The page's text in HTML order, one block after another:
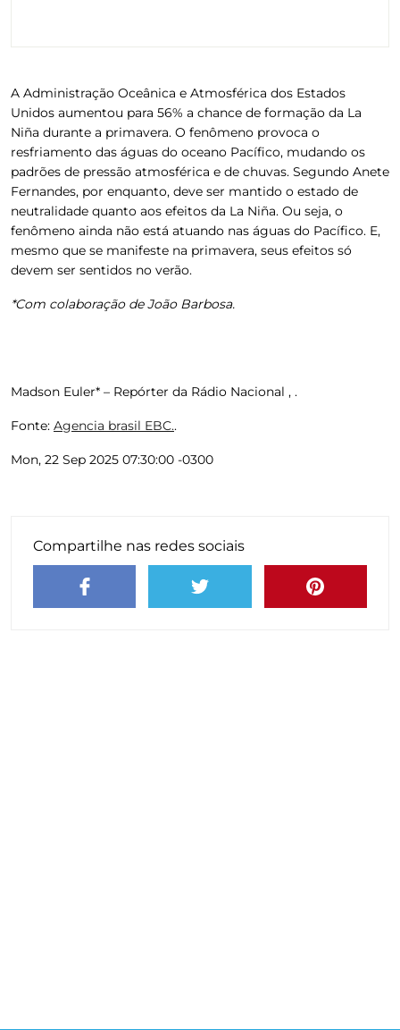
A Administração Oceânica e Atmosférica dos Estados
Unidos aumentou para 56% a chance de formação da La
Niña durante a primavera. O fenômeno provoca o
resfriamento das águas do oceano Pacífico, mudando os
padrões de pressão atmosférica e de chuvas. Segundo Anete
Fernandes, por enquanto, deve ser mantido o estado de
neutralidade quanto aos efeitos da La Niña. Ou seja, o
fenômeno ainda não está atuando nas águas do Pacífico. E,
mesmo que se manifeste na primavera, seus efeitos só
devem ser sentidos no verão.
*Com colaboração de João Barbosa.
Madson Euler* – Repórter da Rádio Nacional , .
Fonte: Agencia brasil EBC..
Mon, 22 Sep 2025 07:30:00 -0300
Compartilhe nas redes sociais